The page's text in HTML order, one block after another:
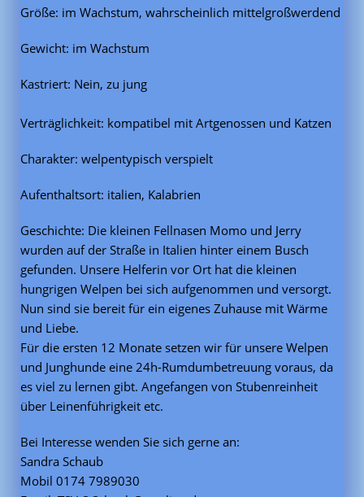
Größe: im Wachstum, wahrscheinlich mittelgroßwerdend
Gewicht: im Wachstum
Kastriert: Nein, zu jung
Verträglichkeit: kompatibel mit Artgenossen und Katzen
Charakter: welpentypisch verspielt
Aufenthaltsort: italien, Kalabrien
Geschichte: Die kleinen Fellnasen Momo und Jerry
wurden auf der Straße in Italien hinter einem Busch
gefunden. Unsere Helferin vor Ort hat die kleinen
hungrigen Welpen bei sich aufgenommen und versorgt.
Nun sind sie bereit für ein eigenes Zuhause mit Wärme
und Liebe.
Für die ersten 12 Monate setzen wir für unsere Welpen
und Junghunde eine 24h-Rumdumbetreuung voraus, da
es viel zu lernen gibt. Angefangen von Stubenreinheit
über Leinenführigkeit etc.
Bei Interesse wenden Sie sich gerne an:
Sandra Schaub
Mobil 0174 7989030